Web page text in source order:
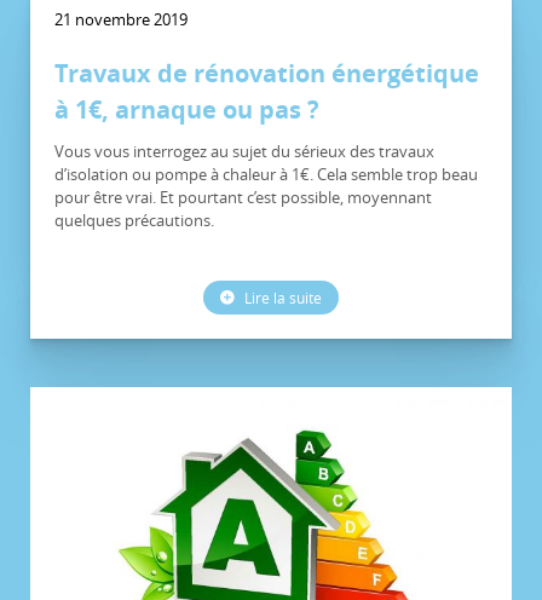
21 novembre 2019
Travaux de rénovation énergétique
à 1€, arnaque ou pas ?
Vous vous interrogez au sujet du sérieux des travaux
d’isolation ou pompe à chaleur à 1€. Cela semble trop beau
pour être vrai. Et pourtant c’est possible, moyennant
quelques précautions.
Lire la suite